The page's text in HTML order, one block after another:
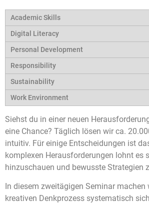
Siehst du in einer neuen
eine Chance? Täglich lösen wir ca.
intuitiv. Für einige Entscheidungen ist
komplexen Herausforderungen lohnt es
hinzuschauen und bewusste Strategien
In diesem zweitägigen Seminar machen
kreativen Denkprozess systematisch